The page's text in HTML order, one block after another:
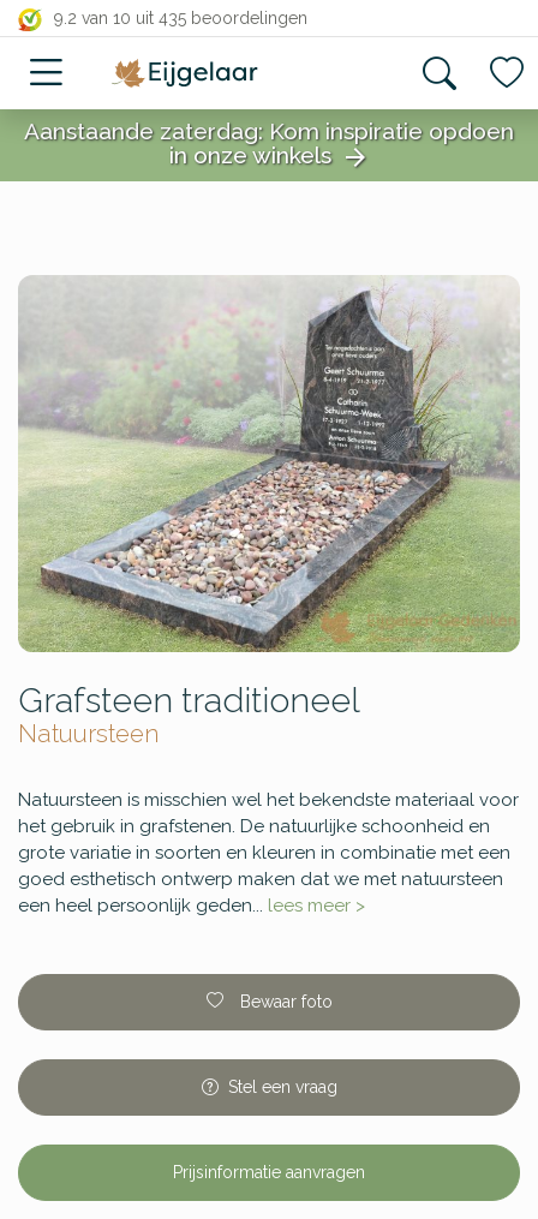
9.2 van 10 uit 435 beoordelingen
close
close
Aanstaande zaterdag: Kom inspiratie opdoen
in onze winkels arrow_forward
Grafsteen traditioneel
Natuursteen
Natuursteen is misschien wel het bekendste materiaal voor
het gebruik in grafstenen. De natuurlijke schoonheid en
grote variatie in soorten en kleuren in combinatie met een
goed esthetisch ontwerp maken dat we met natuursteen
een heel persoonlijk geden... lees meer >
Bewaar foto
Stel een vraag
Prijsinformatie aanvragen